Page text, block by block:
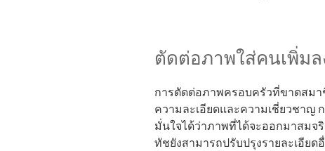
ตัดต่อภาพใส่คนเพิ่ม
การตัดต่อภาพครอบครัวที่ขาดสม
ความละเอียดและความเชี่ยวชาญ
มั่นใจได้ว่าภาพที่ได้จะออกมาสมจ
ทัชยังสามารถปรับปรุงรายละเอีย